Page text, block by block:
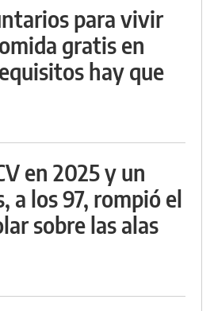
para vivir
gratis en
hay que
en 2025 y un
a los 97, rompió el
sobre las alas